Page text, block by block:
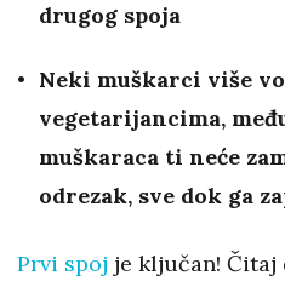
drugog spoja
Neki muškarci više
vegetarijancima,
muškaraca ti neće
odrezak, sve dok ga
Prvi spoj je ključan! Čitaj